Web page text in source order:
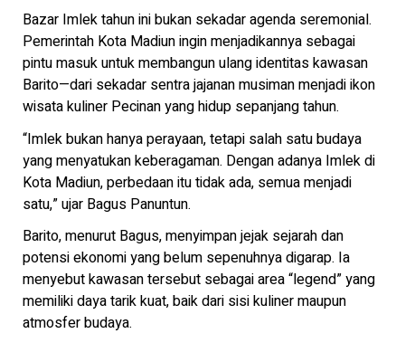
Bazar Imlek tahun ini bukan sekadar agenda seremonial.
Pemerintah Kota Madiun ingin menjadikannya sebagai
pintu masuk untuk membangun ulang identitas kawasan
Barito—dari sekadar sentra jajanan musiman menjadi ikon
wisata kuliner Pecinan yang hidup sepanjang tahun.
“Imlek bukan hanya perayaan, tetapi salah satu budaya
yang menyatukan keberagaman. Dengan adanya Imlek di
Kota Madiun, perbedaan itu tidak ada, semua menjadi
satu,” ujar Bagus Panuntun.
Barito, menurut Bagus, menyimpan jejak sejarah dan
potensi ekonomi yang belum sepenuhnya digarap. Ia
menyebut kawasan tersebut sebagai area “legend” yang
memiliki daya tarik kuat, baik dari sisi kuliner maupun
atmosfer budaya.